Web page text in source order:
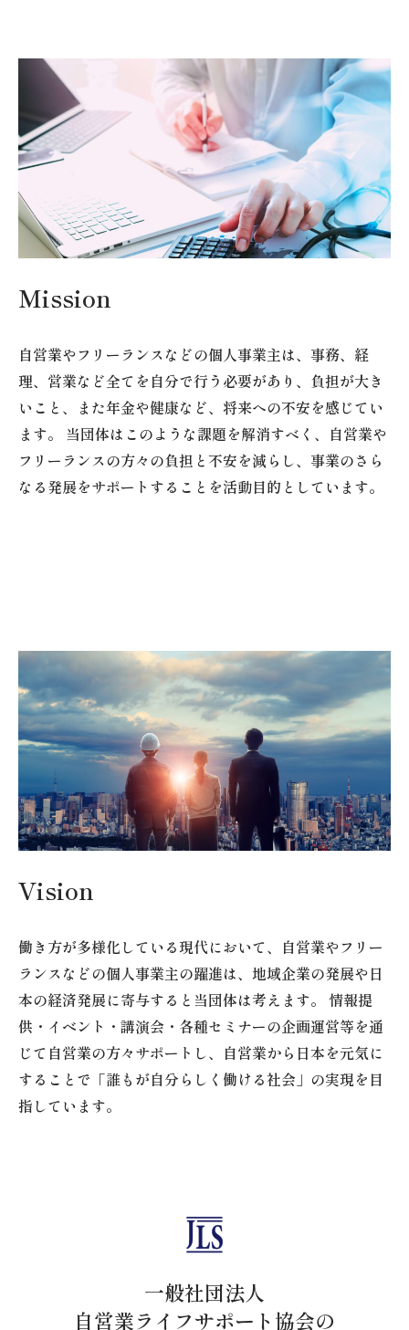
Mission
自営業やフリーランスなどの個人事業主は、事務、経
理、営業など全てを自分で行う必要があり、負担が大き
いこと、また年金や健康など、将来への不安を感じてい
ます。 当団体はこのような課題を解消すべく、自営業や
フリーランスの方々の負担と不安を減らし、事業のさら
なる発展をサポートすることを活動目的としています。
Vision
働き方が多様化している現代において、自営業やフリー
ランスなどの個人事業主の躍進は、地域企業の発展や日
本の経済発展に寄与すると当団体は考えます。 情報提
供・イベント・講演会・各種セミナーの企画運営等を通
じて自営業の方々サポートし、自営業から日本を元気に
することで「誰もが自分らしく働ける社会」の実現を目
指しています。
一般社団法人
自営業ライフサポート協会の